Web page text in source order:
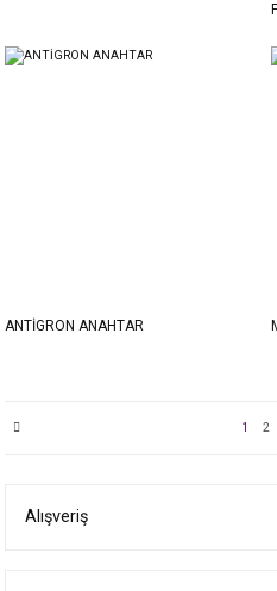
ANTİGRON ANAHTAR
1 2
Alışveriş